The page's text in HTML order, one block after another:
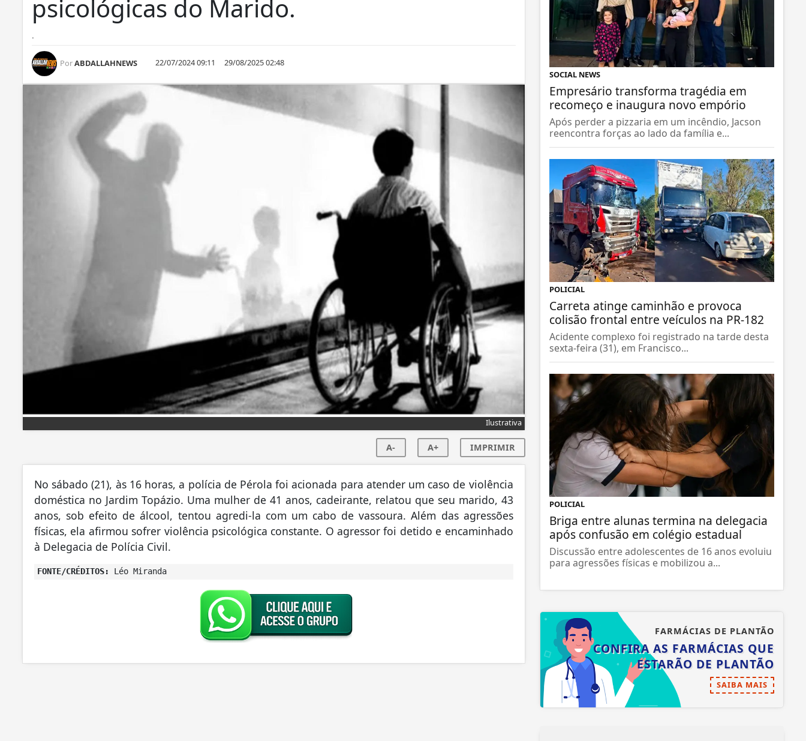
psicológicas do Marido.
.
PorABDALLAHNEWS 22/07/2024 09:11 29/08/2025 02:48
Ilustrativa
A- A+ IMPRIMIR
No sábado (21), às 16 horas, a polícia de Pérola foi acionada para atender um caso de violência
doméstica no Jardim Topázio. Uma mulher de 41 anos, cadeirante, relatou que seu marido, 43
anos, sob efeito de álcool, tentou agredi-la com um cabo de vassoura. Além das agressões
físicas, ela afirmou sofrer violência psicológica constante. O agressor foi detido e encaminhado
à Delegacia de Polícia Civil.
FONTE/CRÉDITOS: Léo Miranda
SOCIAL NEWS
Empresário transforma tragédia em
recomeço e inaugura novo empório
Após perder a pizzaria em um incêndio, Jacson
reencontra forças ao lado da família e...
POLICIAL
Carreta atinge caminhão e provoca
colisão frontal entre veículos na PR-182
Acidente complexo foi registrado na tarde desta
sexta-feira (31), em Francisco...
POLICIAL
Briga entre alunas termina na delegacia
após confusão em colégio estadual
Discussão entre adolescentes de 16 anos evoluiu
para agressões físicas e mobilizou a...
FARMÁCIAS DE PLANTÃO
CONFIRA AS FARMÁCIAS QUE
ESTARÃO DE PLANTÃO
SAIBA MAIS